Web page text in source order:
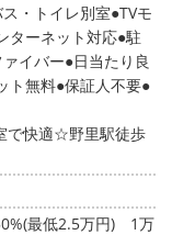
・トイレ別室 TVモ
ターネット対応 駐
イバー 日当たり良
ト無料 保証人不要
で快適☆野里駅徒歩
最低2.5万円) 1万